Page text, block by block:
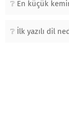
En küçük
İlk yazılı dil